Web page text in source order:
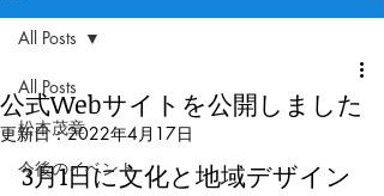
All Posts
松本茂章
今後のイベント
All Posts
公式Webサイトを公開しました
更新日：2022年4月17日
3月1日に文化と地域デザイン